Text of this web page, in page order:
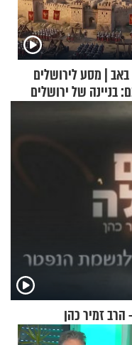
| מסע לירושלים
בניינה של ירושלים
זמיר כהן